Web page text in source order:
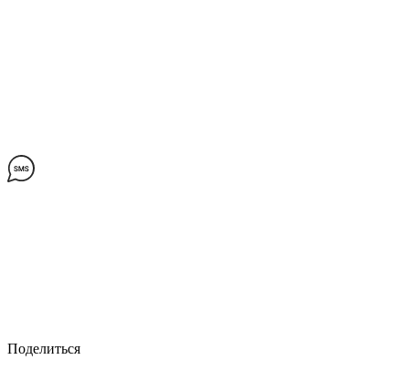
Поделиться